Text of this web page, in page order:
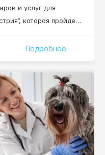
и услуг для
котороя пройдет
Масшатабное
9 000 м2
участника
С1.
Подробнее